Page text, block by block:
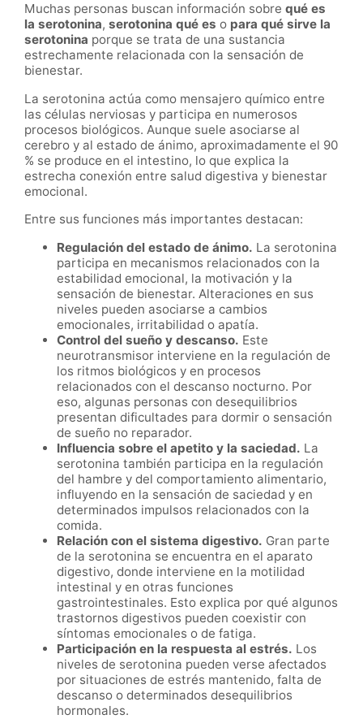
Muchas personas buscan información sobre qué es
la serotonina, serotonina qué es o para qué sirve la
serotonina porque se trata de una sustancia
estrechamente relacionada con la sensación de
bienestar.
La serotonina actúa como mensajero químico entre
las células nerviosas y participa en numerosos
procesos biológicos. Aunque suele asociarse al
cerebro y al estado de ánimo, aproximadamente el 90
% se produce en el intestino, lo que explica la
estrecha conexión entre salud digestiva y bienestar
emocional.
Entre sus funciones más importantes destacan:
Regulación del estado de ánimo. La serotonina
participa en mecanismos relacionados con la
estabilidad emocional, la motivación y la
sensación de bienestar. Alteraciones en sus
niveles pueden asociarse a cambios
emocionales, irritabilidad o apatía.
Control del sueño y descanso. Este
neurotransmisor interviene en la regulación de
los ritmos biológicos y en procesos
relacionados con el descanso nocturno. Por
eso, algunas personas con desequilibrios
presentan dificultades para dormir o sensación
de sueño no reparador.
Influencia sobre el apetito y la saciedad. La
serotonina también participa en la regulación
del hambre y del comportamiento alimentario,
influyendo en la sensación de saciedad y en
determinados impulsos relacionados con la
comida.
Relación con el sistema digestivo. Gran parte
de la serotonina se encuentra en el aparato
digestivo, donde interviene en la motilidad
intestinal y en otras funciones
gastrointestinales. Esto explica por qué algunos
trastornos digestivos pueden coexistir con
síntomas emocionales o de fatiga.
Participación en la respuesta al estrés. Los
niveles de serotonina pueden verse afectados
por situaciones de estrés mantenido, falta de
descanso o determinados desequilibrios
hormonales.